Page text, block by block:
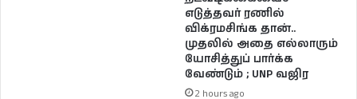
எடுத்தவர் ரணில்
விக்ரமசிங்க தான்..
முதலில் அதை எல்லாரும்
யோசித்துப் பார்க்க
வேண்டும் ; UNP வஜிர
2 hours ago